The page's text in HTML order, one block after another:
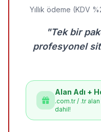
Yıllık ödeme (KDV
"Tek bir
profesyonel
Alan Adı +
.com.tr / .tr
dahil!